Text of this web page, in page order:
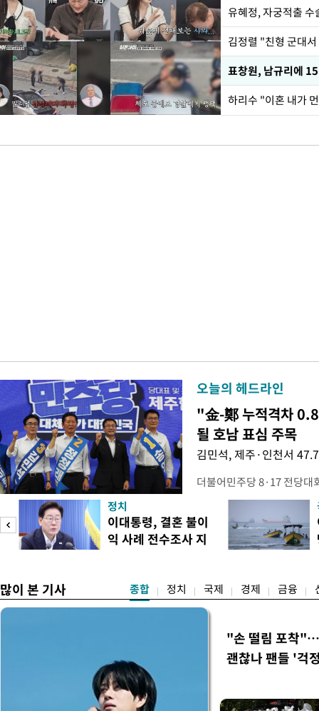
유혜정, 자궁적출
김정렬 "친형 군대
하리수 "이혼 내가
오늘의 헤드라인
"金-鄭 누적격차
될 호남 표심 주목
김민석, 제주·인천서
더불어민주당 8·17 전당대
보가 8일 제주·인천 지역
다. 앞서 정청래 후보 우세
·울산·경남 경선에서 1승
제주·인천 경선에서 이기
정치
이대통령, 결혼 불이
익 사례 전수조사 지
많이 본 기사 종합 정치 국제 경제 금융
"손 떨림 포착
괜찮나 팬들 '걱